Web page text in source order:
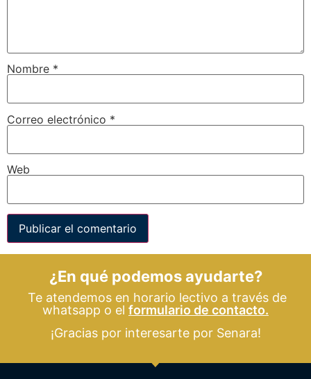
Nombre *
Correo electrónico *
Web
¿En qué podemos ayudarte?
Te atendemos en horario lectivo a través de
whatsapp o el formulario de contacto.
¡Gracias por interesarte por Senara!